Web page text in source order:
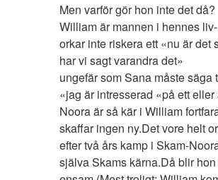
Men varför gör hon inte det då?
William är mannen i hennes
orkar inte riskera ett «nu är det
har vi sagt varandra det»
ungefär som Sana måste säga
«jag är intresserad «på ett eller
Noora är så kär i William
skaffar ingen ny.Det vore helt
efter två års kamp i Skam-
själva Skams kärna.Då blir